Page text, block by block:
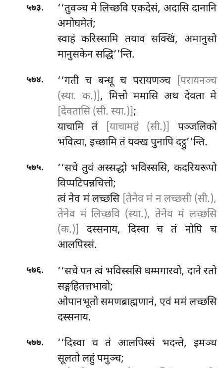
५७३.
‘‘तुवञ्च मे लिच्छवि एकदेसं, अदासि दानानि
अमोघमेतं;
स्वाहंकरिस्सामि तयाव सक्खिं, अमानुसो
मानुसकेन सद्धि’’न्ति.
५७४. ‘‘गती च बन्धू च परायणञ्च [परायनञ्च
(स्या. क.)], मित्तो ममासि अथ देवता मे
[देवतासि (सी. स्या.)];
याचामि तं
[याचामहं (सी.)]
पञ्जलिको
भवित्वा, इच्छामि तं यक्ख पुनापि दट्ठु’’न्ति.
५७५.
‘‘सचे तुवं अस्सद्धो भविस्ससि, कदरियरूपो
विप्पटिपन्नचित्तो;
त्वं नेव मं लच्छसि [तेनेव मं न लच्छसी (सी.),
तेनेव मं लिच्छवि (स्या.), तेनेव मं लच्छसि
(क.)] दस्सनाय, दिस्वा च तं नोपि च
आलपिस्सं.
५७६.
‘‘सचे पन त्वं भविस्ससि धम्मगारवो, दाने रतो
सङ्गहितत्तभावो;
ओपानभूतो समणब्राह्मणानं, एवं ममं लच्छसि
दस्सनाय.
५७७.
‘‘दिस्वा च तं आलपिस्सं भदन्ते, इमञ्च
सूलतो लहुं पमुञ्च;